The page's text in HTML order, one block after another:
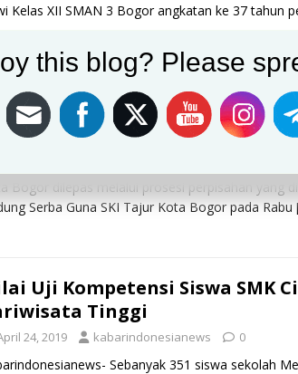
Kelas XII SMAN 3 Bogor angkatan ke 37 tahun
Angkatan Magnolia
Sangat Meriah
April 24, 2019 kabarindonesianews 0
Bogor dilepas melalui prosesi perpisahan yang
Serba Guna SKI Tajur Kota Bogor pada Rabu
Uji Kompetensi Siswa SMK
Tinggi
24, 2019 kabarindonesianews 0
Sebanyak 351 siswa sekolah
this blog? Please